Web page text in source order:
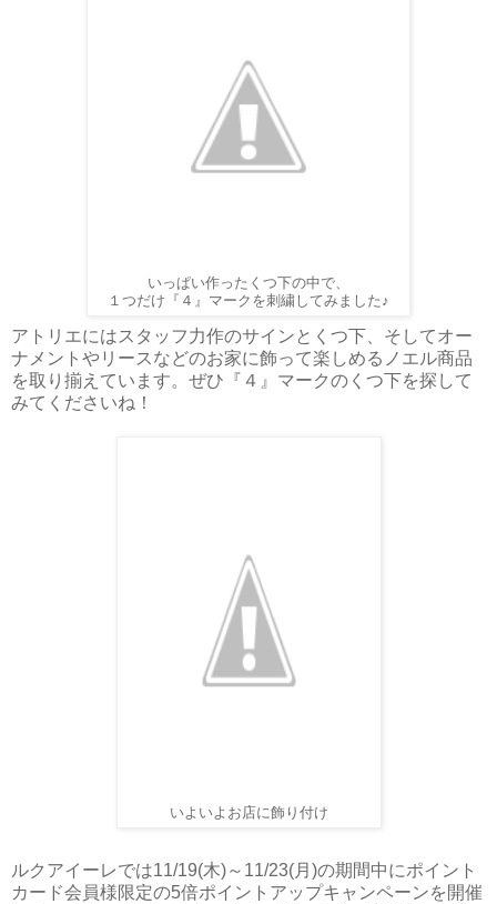
いっぱい作ったくつ下の中で、
１つだけ『４』マークを刺繍してみました♪
アトリエにはスタッフ力作のサインとくつ下、そしてオー
ナメントやリースなどのお家に飾って楽しめるノエル商品
を取り揃えています。ぜひ『４』マークのくつ下を探して
みてくださいね！
いよいよお店に飾り付け
ルクアイーレでは11/19(木)～11/23(月)の期間中にポイント
カード会員様限定の5倍ポイントアップキャンペーンを開催